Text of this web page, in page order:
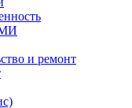
и ремонт